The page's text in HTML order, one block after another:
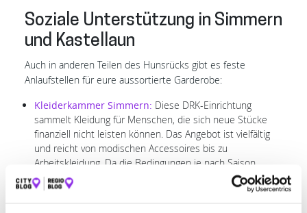
Soziale Unterstützung in Simmern
und Kastellaun
Auch in anderen Teilen des Hunsrücks gibt es feste
Anlaufstellen für eure aussortierte Garderobe:
Kleiderkammer Simmern: Diese DRK-Einrichtung
sammelt Kleidung für Menschen, die sich neue Stücke
finanziell nicht leisten können. Das Angebot ist vielfältig
und reicht von modischen Accessoires bis zu
Arbeitskleidung. Da die Bedingungen je nach Saison
variieren, solltet ihr euch vorab telefonisch oder online
über aktuellen Bedarf informieren.
Adresse:Holzbacher Str. 1, 55469 Simmern.